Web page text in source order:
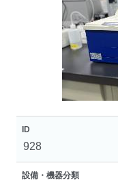
ID
928
設備・機器分類